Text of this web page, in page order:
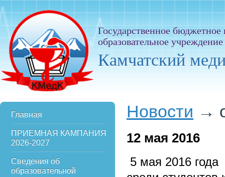
Государственное
образовательное
Камчатский
Главная
ПРИЕМНАЯ КАМПАНИЯ
2026-2027
Сведения об
образовательной
Новости →
12 мая 2016
5 мая 2016 года